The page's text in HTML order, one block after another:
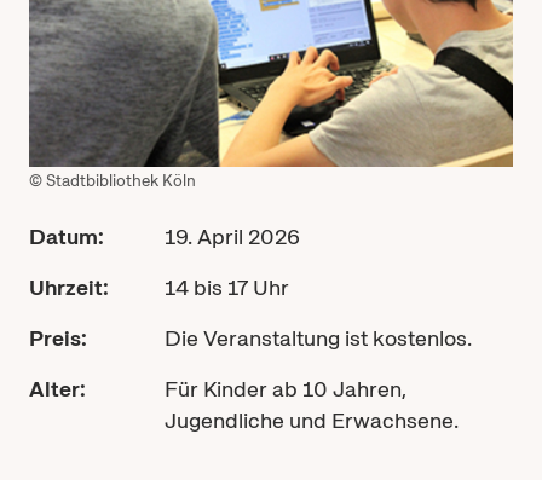
© Stadtbibliothek Köln
Datum:
19. April 2026
Uhrzeit:
14 bis 17 Uhr
Preis:
Die Veranstaltung ist kostenlos.
Alter:
Für Kinder ab 10 Jahren,
Jugendliche und Erwachsene.